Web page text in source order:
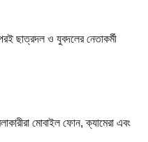
ছাত্রদল ও যুবদলের নেতাকর্মী
মোবাইল ফোন, ক্যামেরা এবং